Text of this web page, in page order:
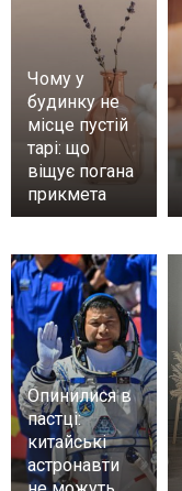
Чому у
будинку не
місце пустій
тарі: що
віщує погана
прикмета
Опинилися в
пастці:
китайські
астронавти